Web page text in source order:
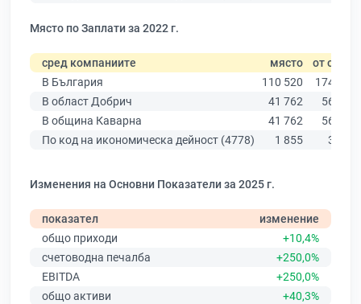
Място по Заплати за 2022 г.
сред компаниите място
от общо
В България
110 520
174 403
В област Добрич
41 762
56 378
В община Каварна
41 762
56 378
По код на икономическа дейност (4778)
1 855 3 676
Изменения на Основни Показатели за 2025 г.
показател
изменение
общо приходи
+10,4%
счетоводна печалба
+250,0%
EBITDA
+250,0%
общо активи
+40,3%